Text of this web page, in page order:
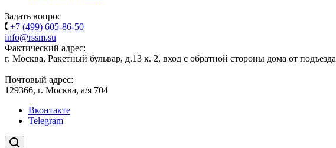
Задать вопрос
+7 (499) 605-86-50
info@rssm.su
Фактический адрес:
г. Москва, Ракетный бульвар, д.13 к. 2, вход с обратной стороны дома от подъезда
Почтовый адрес:
129366, г. Москва, а/я 704
Вконтакте
Telegram